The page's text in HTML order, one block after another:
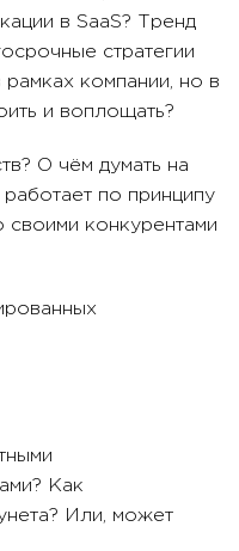
в SaaS? Тренд
стратегии
рамках компании, но в
и воплощать?
О чём думать на
по принципу
своими конкурентами
Как
Или, может